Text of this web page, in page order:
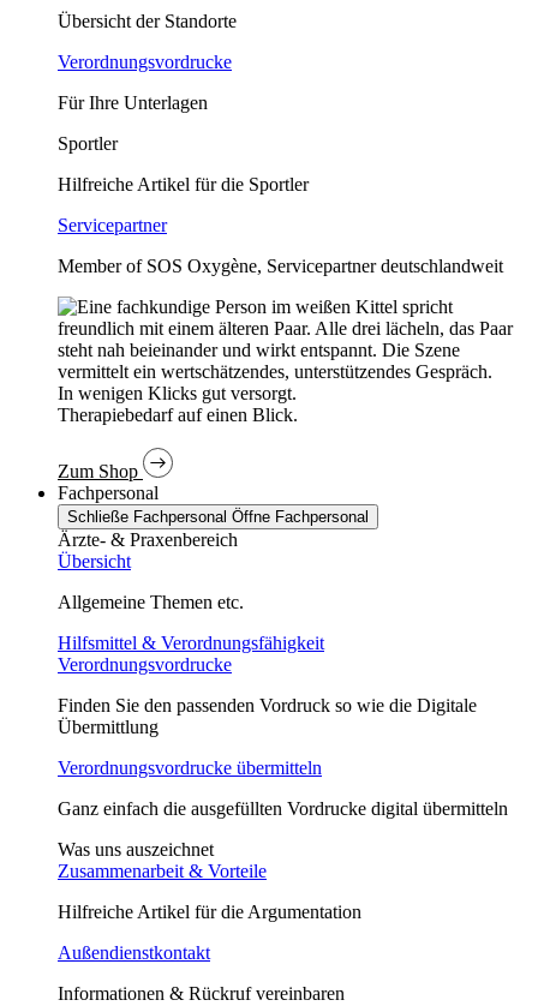
Übersicht der Standorte
Verordnungsvordrucke
Für Ihre Unterlagen
Sportler
Hilfreiche Artikel für die Sportler
Servicepartner
Member of SOS Oxygène, Servicepartner deutschlandweit
In wenigen Klicks gut versorgt.
Therapiebedarf auf einen Blick.
Zum Shop
Fachpersonal
Schließe Fachpersonal Öffne Fachpersonal
Ärzte- & Praxenbereich
Übersicht
Allgemeine Themen etc.
Hilfsmittel & Verordnungsfähigkeit
Verordnungsvordrucke
Finden Sie den passenden Vordruck so wie die Digitale
Übermittlung
Verordnungsvordrucke übermitteln
Ganz einfach die ausgefüllten Vordrucke digital übermitteln
Was uns auszeichnet
Zusammenarbeit & Vorteile
Hilfreiche Artikel für die Argumentation
Außendienstkontakt
Informationen & Rückruf vereinbaren